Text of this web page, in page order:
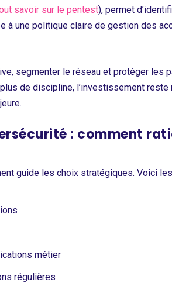
savoir sur le pentest), permet
à une politique claire de gestion des
segmenter le réseau et protéger les
de discipline, l’investissement
: comment
guide les choix stratégiques. Voici
métier
régulières